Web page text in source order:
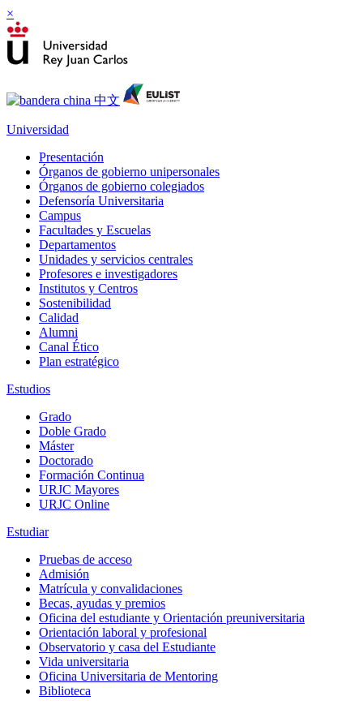
×
Universidad
Presentación
Órganos de gobierno unipersonales
Órganos de gobierno colegiados
Defensoría Universitaria
Campus
Facultades y Escuelas
Departamentos
Unidades y servicios centrales
Profesores e investigadores
Institutos y Centros
Sostenibilidad
Calidad
Alumni
Canal Ético
Plan estratégico
Estudios
Grado
Doble Grado
Máster
Doctorado
Formación Continua
URJC Mayores
URJC Online
Estudiar
Pruebas de acceso
Admisión
Matrícula y convalidaciones
Becas, ayudas y premios
Oficina del estudiante y Orientación preuniversitaria
Orientación laboral y profesional
Observatorio y casa del Estudiante
Vida universitaria
Oficina Universitaria de Mentoring
Biblioteca